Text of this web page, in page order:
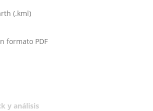
(.kml)
formato PDF
y análisis